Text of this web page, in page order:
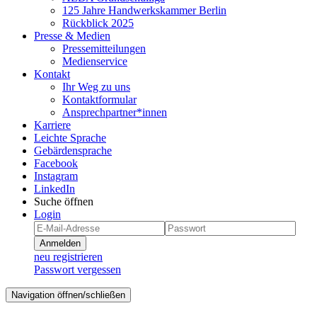
125 Jahre Handwerkskammer Berlin
Rückblick 2025
Presse & Medien
Pressemitteilungen
Medienservice
Kontakt
Ihr Weg zu uns
Kontaktformular
Ansprechpartner*innen
Karriere
Leichte Sprache
Gebärdensprache
Facebook
Instagram
LinkedIn
Suche öffnen
Login
Anmelden
neu registrieren
Passwort vergessen
Navigation öffnen/schließen